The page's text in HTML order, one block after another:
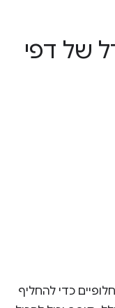
של דפי
תוספים יכולים להשתמש בדפי HTML חלופיים כדי להחליף